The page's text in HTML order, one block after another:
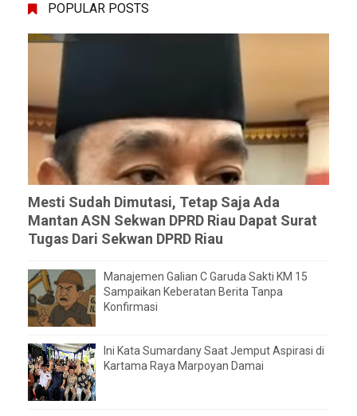
POPULAR POSTS
Mesti Sudah Dimutasi, Tetap Saja Ada
Mantan ASN Sekwan DPRD Riau Dapat Surat
Tugas Dari Sekwan DPRD Riau
Manajemen Galian C Garuda Sakti KM 15
Sampaikan Keberatan Berita Tanpa
Konfirmasi
Ini Kata Sumardany Saat Jemput Aspirasi di
Kartama Raya Marpoyan Damai